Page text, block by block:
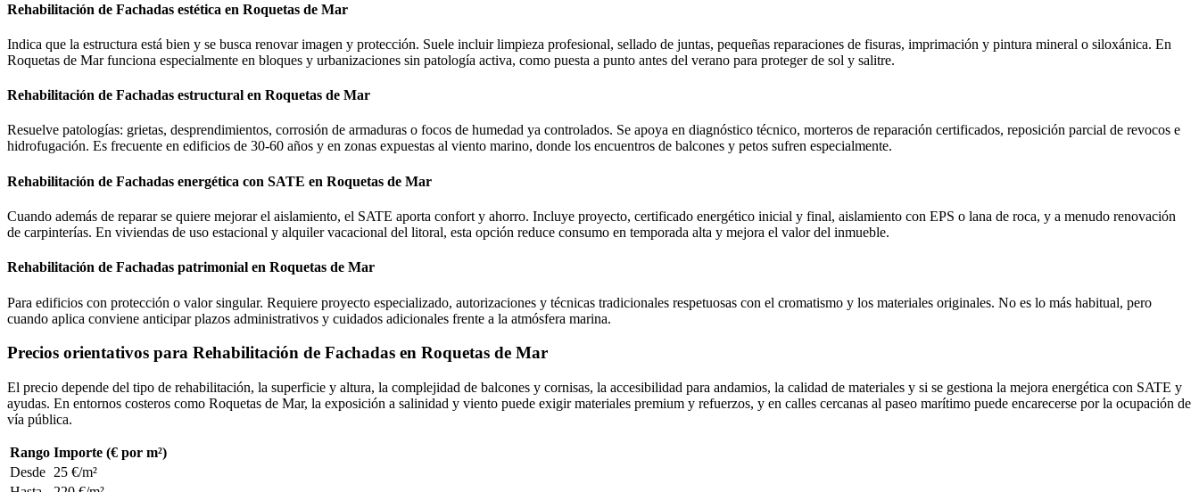
Rehabilitación de Fachadas estética en Roquetas de Mar
Indica que la estructura está bien y se busca renovar imagen y protección. Suele incluir limpieza profesional, sellado de juntas, pequeñas reparaciones de fisuras, imprimación y pintura mineral o siloxánica. En
Roquetas de Mar funciona especialmente en bloques y urbanizaciones sin patología activa, como puesta a punto antes del verano para proteger de sol y salitre.
Rehabilitación de Fachadas estructural en Roquetas de Mar
Resuelve patologías: grietas, desprendimientos, corrosión de armaduras o focos de humedad ya controlados. Se apoya en diagnóstico técnico, morteros de reparación certificados, reposición parcial de revocos e
hidrofugación. Es frecuente en edificios de 30-60 años y en zonas expuestas al viento marino, donde los encuentros de balcones y petos sufren especialmente.
Rehabilitación de Fachadas energética con SATE en Roquetas de Mar
Cuando además de reparar se quiere mejorar el aislamiento, el SATE aporta confort y ahorro. Incluye proyecto, certificado energético inicial y final, aislamiento con EPS o lana de roca, y a menudo renovación
de carpinterías. En viviendas de uso estacional y alquiler vacacional del litoral, esta opción reduce consumo en temporada alta y mejora el valor del inmueble.
Rehabilitación de Fachadas patrimonial en Roquetas de Mar
Para edificios con protección o valor singular. Requiere proyecto especializado, autorizaciones y técnicas tradicionales respetuosas con el cromatismo y los materiales originales. No es lo más habitual, pero
cuando aplica conviene anticipar plazos administrativos y cuidados adicionales frente a la atmósfera marina.
Precios orientativos para Rehabilitación de Fachadas en Roquetas de Mar
El precio depende del tipo de rehabilitación, la superficie y altura, la complejidad de balcones y cornisas, la accesibilidad para andamios, la calidad de materiales y si se gestiona la mejora energética con SATE y
ayudas. En entornos costeros como Roquetas de Mar, la exposición a salinidad y viento puede exigir materiales premium y refuerzos, y en calles cercanas al paseo marítimo puede encarecerse por la ocupación de
vía pública.
Rango Importe (€ por m²)
Desde 25 €/m²